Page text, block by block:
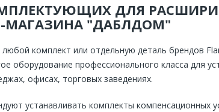
ДЛЯ
МАГАЗИНА "ДАБЛДОМ"
комплект или отдельную деталь брендов
оборудование профессионального класса для
офисах, торговых заведениях.
устанавливать комплекты компенсационных